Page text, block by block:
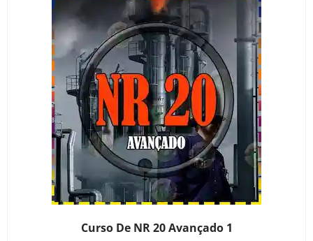
Curso De NR 20 Avançado 1